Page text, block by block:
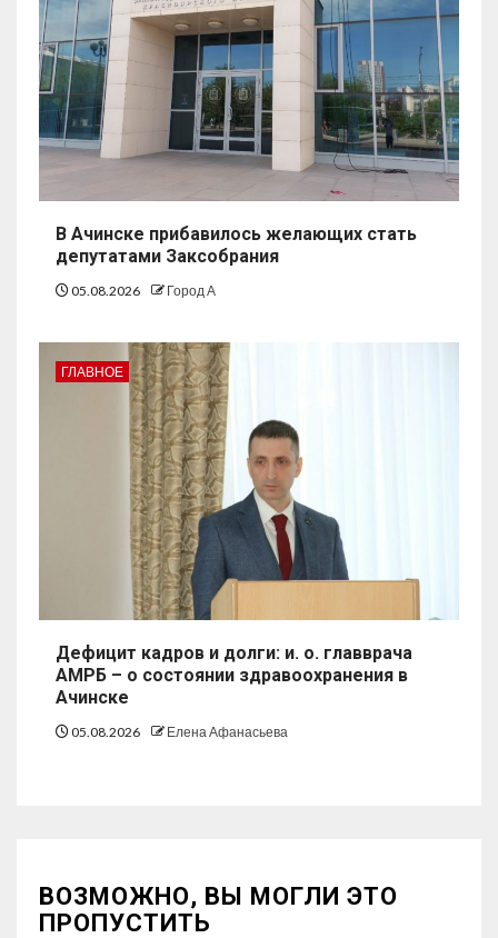
В Ачинске прибавилось желающих стать
депутатами Заксобрания
05.08.2026 Город А
ГЛАВНОЕ
Дефицит кадров и долги: и. о. главврача
АМРБ – о состоянии здравоохранения в
Ачинске
05.08.2026 Елена Афанасьева
ВОЗМОЖНО, ВЫ МОГЛИ ЭТО
ПРОПУСТИТЬ